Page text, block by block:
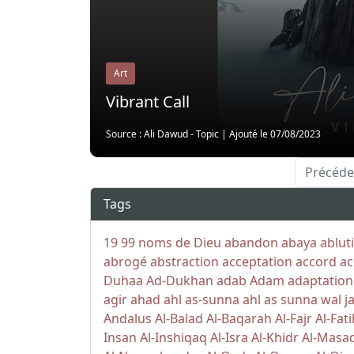
Art
Vibrant Call
Source : Ali Dawud - Topic | Ajouté le 07/08/2023
Tags
1999 noms de Dieu abandon abaya
abrogéabstraction acceptation accord
Duhaa Ad-Dukhan adab Adam adaptation
agirahad ahl as-sunna ahl as sunna wal
Andalus Al-Balad Al-Baqarah Al-FajrAl-
Insan Al-Inshiqaq Al-Isra Al-KhidrAl-